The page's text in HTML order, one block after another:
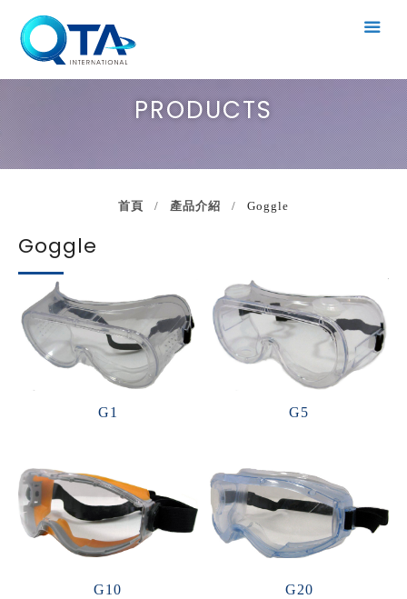
PRODUCTS
首頁 產品介紹 Goggle
Goggle
G1 G5
G10 G20